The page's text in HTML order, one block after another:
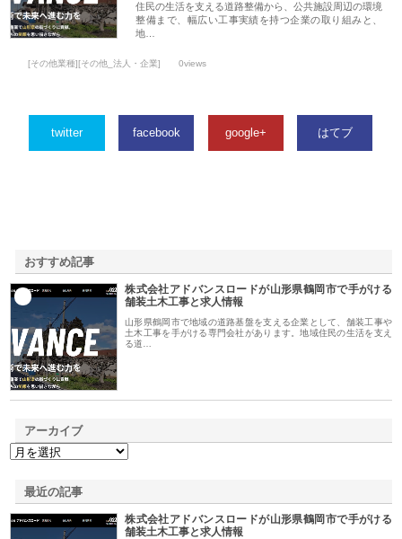
住民の生活を支える道路整備から、公共施設周辺の環境
整備まで、幅広い工事実績を持つ企業の取り組みと、
地…
[その他業種][その他_法人・企業] 0views
twitter facebook google+ はてブ
おすすめ記事
株式会社アドバンスロードが山形県鶴岡市で手がける
舗装土木工事と求人情報
山形県鶴岡市で地域の道路基盤を支える企業として、舗装工事や
土木工事を手がける専門会社があります。地域住民の生活を支え
る道…
アーカイブ
最近の記事
株式会社アドバンスロードが山形県鶴岡市で手がける
舗装土木工事と求人情報